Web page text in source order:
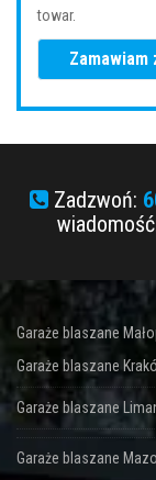
towar.
Zadzwoń:
Garaże blaszane
Garaże blaszane
Garaże blaszane
Garaże blaszane